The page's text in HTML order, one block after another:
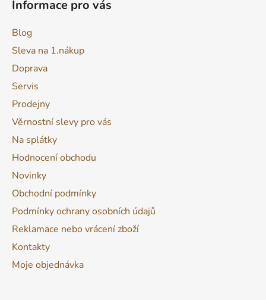
Informace pro vás
Blog
Sleva na 1.nákup
Doprava
Servis
Prodejny
Věrnostní slevy pro vás
Na splátky
Hodnocení obchodu
Novinky
Obchodní podmínky
Podmínky ochrany osobních údajů
Reklamace nebo vrácení zboží
Kontakty
Moje objednávka